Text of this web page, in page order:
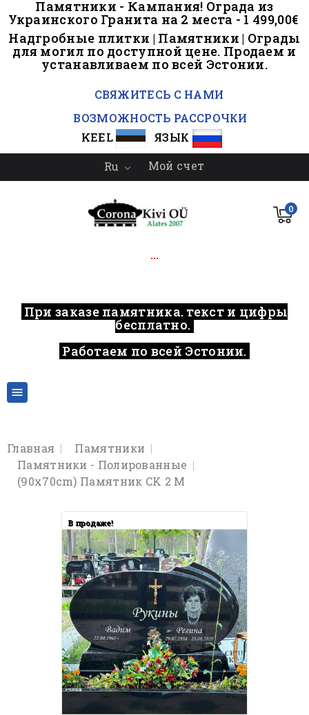
Памятники - Кампания! Ограда из
Украинского Гранита на 2 места - 1 499,00€
Надгробные плитки | Памятники | Ограды
для могил по доступной цене. Продаем и
устанавливаем по всей Эстонии.
СВЯЖИТЕСЬ С НАМИ
ВОЗМОЖНОСТЬ РАССРОЧКИ
KEEL
ЯЗЫК
Мой счет
Ru 
0
...
При заказе памятника, текст и цифры
бесплатно.
Работаем по всей Эстонии.

Главная
Памятники
Памятники - Полированные
(90x70cm) Памятник CK 2 M
В продаже!
В продаже!